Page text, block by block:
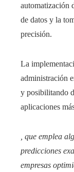
automatización
de datos y la
precisión.​
La
administración
y posibilitando
aplicaciones
, que emplea
predicciones
empresas